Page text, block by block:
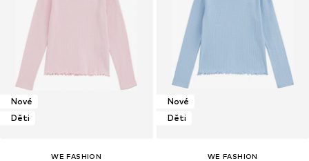
Nové
Děti
WE FASHION
Nové
Děti
WE FASHION